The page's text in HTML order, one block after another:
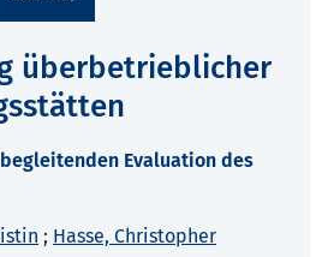
überbetrieblicher
Evaluation des
; Hasse, Christopher